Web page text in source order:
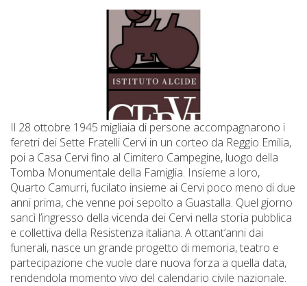
Il 28 ottobre 1945 migliaia di persone accompagnarono i
feretri dei Sette Fratelli Cervi in un corteo da Reggio Emilia,
poi a Casa Cervi fino al Cimitero Campegine, luogo della
Tomba Monumentale della Famiglia. Insieme a loro,
Quarto Camurri, fucilato insieme ai Cervi poco meno di due
anni prima, che venne poi sepolto a Guastalla. Quel giorno
sancì l’ingresso della vicenda dei Cervi nella storia pubblica
e collettiva della Resistenza italiana. A ottant’anni dai
funerali, nasce un grande progetto di memoria, teatro e
partecipazione che vuole dare nuova forza a quella data,
rendendola momento vivo del calendario civile nazionale.